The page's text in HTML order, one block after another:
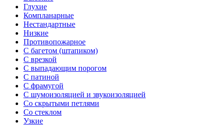
Глухие
Компланарные
Нестандартные
Низкие
Противопожарное
С багетом (штапиком)
С врезкой
С выпадающим порогом
С патиной
С фрамугой
С шумоизоляцией и звукоизоляцией
Со скрытыми петлями
Со стеклом
Узкие